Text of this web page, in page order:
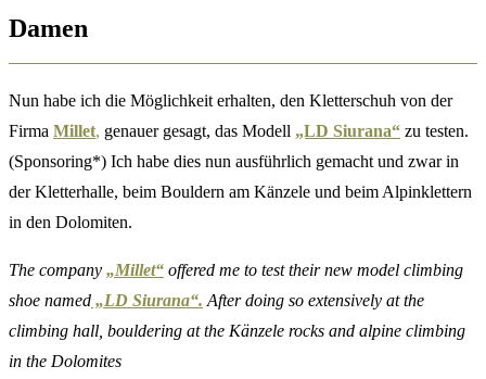
Damen
Nun habe ich die Möglichkeit erhalten, den Kletterschuh von der
Firma Millet, genauer gesagt, das Modell „LD Siurana“ zu testen.
(Sponsoring*) Ich habe dies nun ausführlich gemacht und zwar in
der Kletterhalle, beim Bouldern am Känzele und beim Alpinklettern
in den Dolomiten.
The company „Millet“ offered me to test their new model climbing
shoe named „LD Siurana“. After doing so extensively at the
climbing hall, bouldering at the Känzele rocks and alpine climbing
in the Dolomites